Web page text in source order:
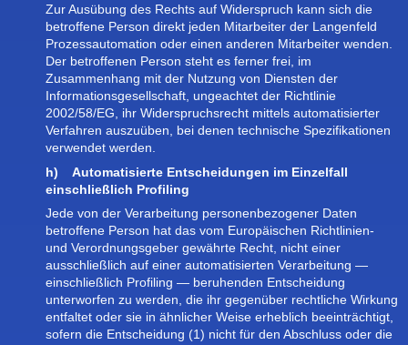
Zur Ausübung des Rechts auf Widerspruch kann sich die
betroffene Person direkt jeden Mitarbeiter der Langenfeld
Prozessautomation oder einen anderen Mitarbeiter wenden.
Der betroffenen Person steht es ferner frei, im
Zusammenhang mit der Nutzung von Diensten der
Informationsgesellschaft, ungeachtet der Richtlinie
2002/58/EG, ihr Widerspruchsrecht mittels automatisierter
Verfahren auszuüben, bei denen technische Spezifikationen
verwendet werden.
h) Automatisierte Entscheidungen im Einzelfall
einschließlich Profiling
Jede von der Verarbeitung personenbezogener Daten
betroffene Person hat das vom Europäischen Richtlinien-
und Verordnungsgeber gewährte Recht, nicht einer
ausschließlich auf einer automatisierten Verarbeitung —
einschließlich Profiling — beruhenden Entscheidung
unterworfen zu werden, die ihr gegenüber rechtliche Wirkung
entfaltet oder sie in ähnlicher Weise erheblich beeinträchtigt,
sofern die Entscheidung (1) nicht für den Abschluss oder die